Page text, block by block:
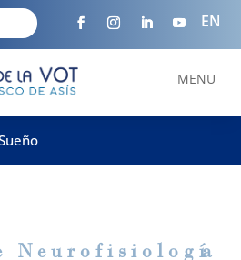
EN
MENU
Neurofisiolog ía